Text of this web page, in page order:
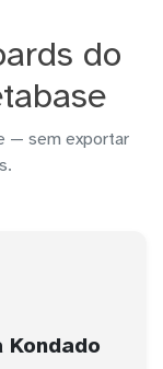
do
— sem exportar